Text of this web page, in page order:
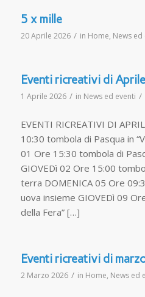
5 x mille
20 Aprile 2026 / in Home, News ed
Eventi ricreativi di Aprile
1 Aprile 2026 / in News ed eventi /
EVENTI RICREATIVI DI
10:30 tombola di Pasqua in
01 Ore 15:30 tombola di
GIOVEDì 02 Ore 15:00
terra DOMENICA 05 Ore
uova insieme GIOVEDì 09
della Fera” […]
Eventi ricreativi di
2 Marzo 2026 / in Home, News ed